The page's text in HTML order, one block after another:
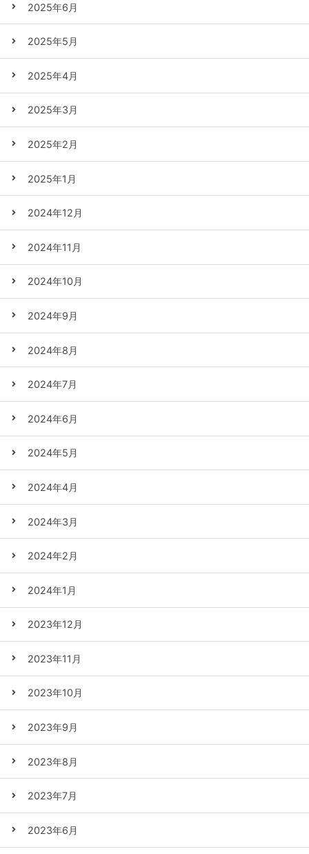
2025年6月
2025年5月
2025年4月
2025年3月
2025年2月
2025年1月
2024年12月
2024年11月
2024年10月
2024年9月
2024年8月
2024年7月
2024年6月
2024年5月
2024年4月
2024年3月
2024年2月
2024年1月
2023年12月
2023年11月
2023年10月
2023年9月
2023年8月
2023年7月
2023年6月